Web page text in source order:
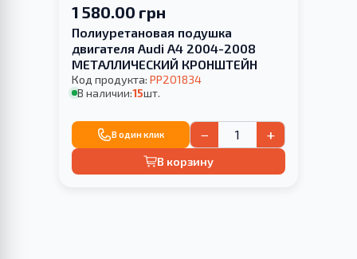
1 580.00 грн
Полиуретановая подушка
двигателя Audi A4 2004-2008
МЕТАЛЛИЧЕСКИЙ КРОНШТЕЙН
Код продукта: PP201834
В наличии:15шт.
В один клик − +
В корзину